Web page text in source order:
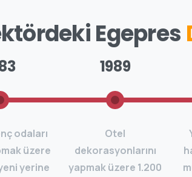
Egepresİlkleri
odaları
üzere
yerine
1989
Otel
dekorasyonlarını
yapmak üzere 1.200